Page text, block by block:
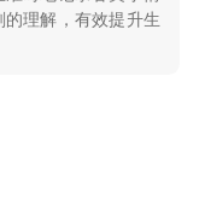
理解，有效提升生